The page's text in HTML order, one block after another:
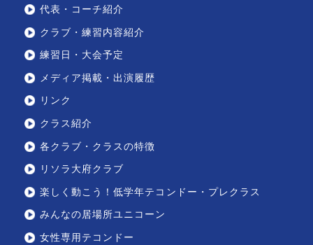
代表・コーチ紹介
クラブ・練習内容紹介
練習日・大会予定
メディア掲載・出演履歴
リンク
クラス紹介
各クラブ・クラスの特徴
リソラ大府クラブ
楽しく動こう！低学年テコンドー・プレクラス
みんなの居場所ユニコーン
女性専用テコンドー